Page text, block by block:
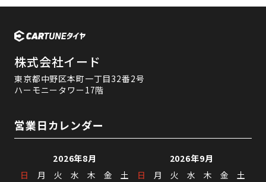
株式会社イード
東京都中野区本町一丁目32番2号
ハーモニータワー17階
営業日カレンダー
2026年8月
日
月 火 水 木 金
土
2026年9月
日
月 火 水 木 金
土